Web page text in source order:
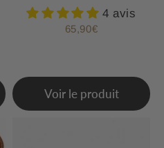
4 avis
Prix
65,90€
Voir le produit